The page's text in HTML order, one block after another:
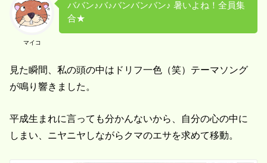
マイコ
ババン♪バ♪バンバンバン♪ 暑いよね！全員集
合★
見た瞬間、私の頭の中はドリフ一色（笑）テーマソング
が鳴り響きました。
平成生まれに言っても分かんないから、自分の心の中に
しまい、ニヤニヤしながらクマのエサを求めて移動。